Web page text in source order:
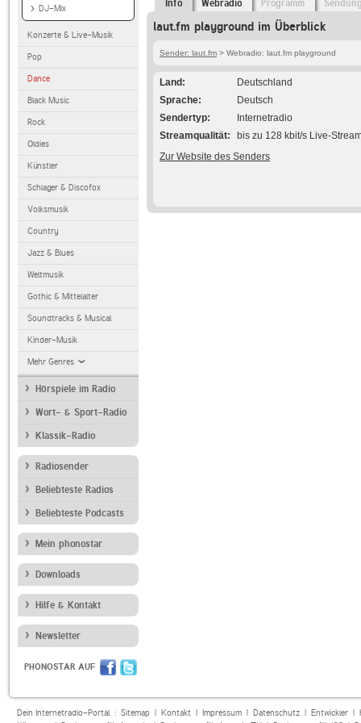
DJ-Mix
Konzerte & Live-Musik
Pop
Dance
Black Music
Rock
Oldies
Künstler
Schlager & Discofox
Volksmusik
Country
Jazz & Blues
Weltmusik
Gothic & Mittelalter
Soundtracks & Musical
Kinder-Musik
Mehr Genres
Hörspiele im Radio
Wort- & Sport-Radio
Klassik-Radio
Radiosender
Beliebteste Radios
Beliebteste Podcasts
Mein phonostar
Downloads
Hilfe & Kontakt
Newsletter
PHONOSTAR AUF
Info Webradio Programm
laut.fm playground im Überblick
Sender: laut.fm > Webradio: laut.fm playground
Land
Deutschland
Sprache
Deutsch
Sendertyp
Internetradio
Streamqualität
bis zu 128 kbit/s Live-
Zur Website des Senders
Dein Internetradio-Portal : Sitemap| Kontakt| Impressum| Datenschutz| Entwickler|